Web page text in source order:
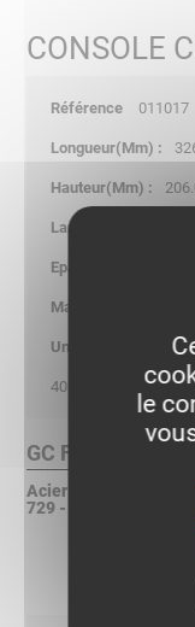
CONSOLE
011017
kg/p
40
GC Finition :
Acier galvanisé à
729 - ASTM A123
le